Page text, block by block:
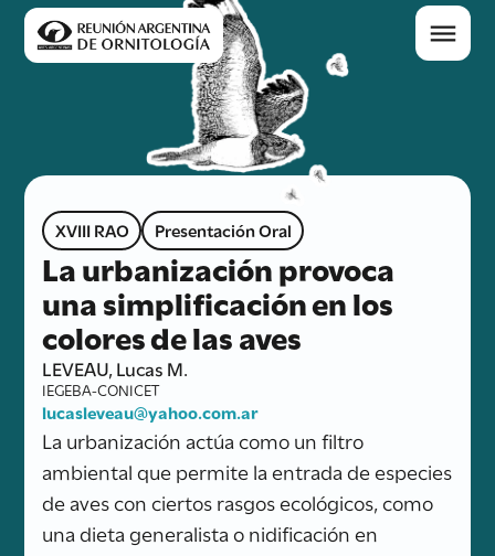
XVIII RAO Presentación Oral
La urbanización provoca
una simplificación en los
colores de las aves
LEVEAU, Lucas M.
IEGEBA-CONICET
lucasleveau@yahoo.com.ar
La urbanización actúa como un filtro
ambiental que permite la entrada de especies
de aves con ciertos rasgos ecológicos, como
una dieta generalista o nidificación en